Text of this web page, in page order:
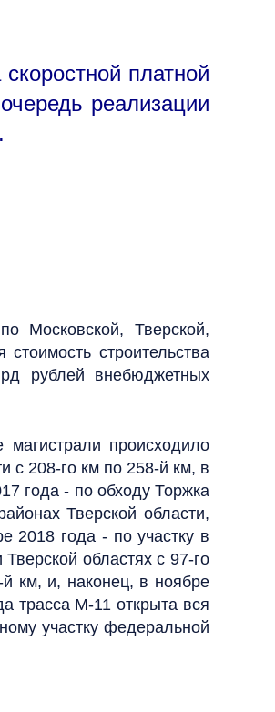
платной
реализации
Московской, Тверской,
строительства
рублей внебюджетных
происходило
с 208-го км по 258-й км, в
года - по обходу Торжка
Тверской области,
2018 года - по участку в
областях с 97-го
км, и, наконец, в ноябре
трасса М-11 открыта вся
участку федеральной